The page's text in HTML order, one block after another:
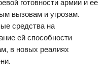
вызовам и угрозам.
средства на
ей способности
в новых реалиях